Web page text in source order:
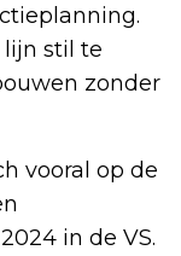
lijn stil te
zonder
vooral op de
in de VS.